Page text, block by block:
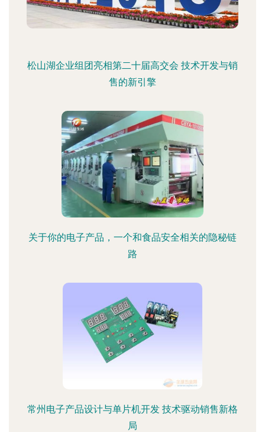
松山湖企业组团亮相第二十届高交会 技术开发与销
售的新引擎
关于你的电子产品，一个和食品安全相关的隐秘链
路
常州电子产品设计与单片机开发 技术驱动销售新格
局